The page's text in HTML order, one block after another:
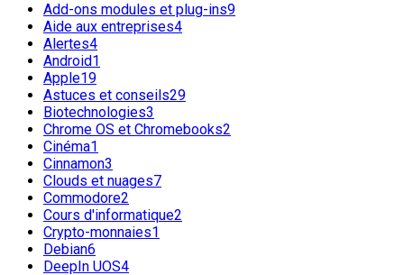
Add-ons modules et plug-ins9
Aide aux entreprises4
Alertes4
Android1
Apple19
Astuces et conseils29
Biotechnologies3
Chrome OS et Chromebooks2
Cinéma1
Cinnamon3
Clouds et nuages7
Commodore2
Cours d'informatique2
Crypto-monnaies1
Debian6
DeepIn UOS4